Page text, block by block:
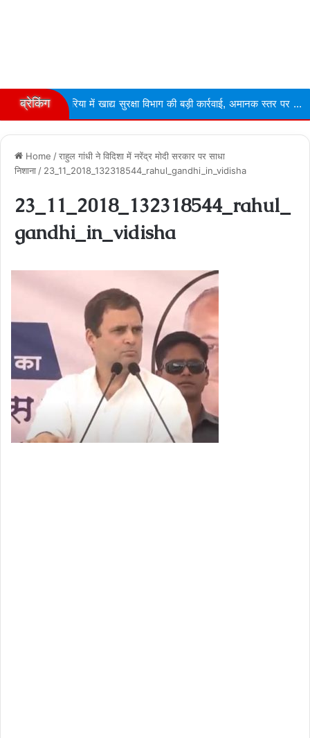
ब्रेकिंग
में खाद्य सुरक्षा विभाग की बड़ी कार्रवाई, अमानक स्तर पर ...
Home /राहुल गांधी ने विदिशा में नरेंद्र मोदी सरकार पर साधा
निशाना / 23_11_2018_132318544_rahul_gandhi_in_vidisha
23_11_2018_132318544_rahul_
gandhi_in_vidisha